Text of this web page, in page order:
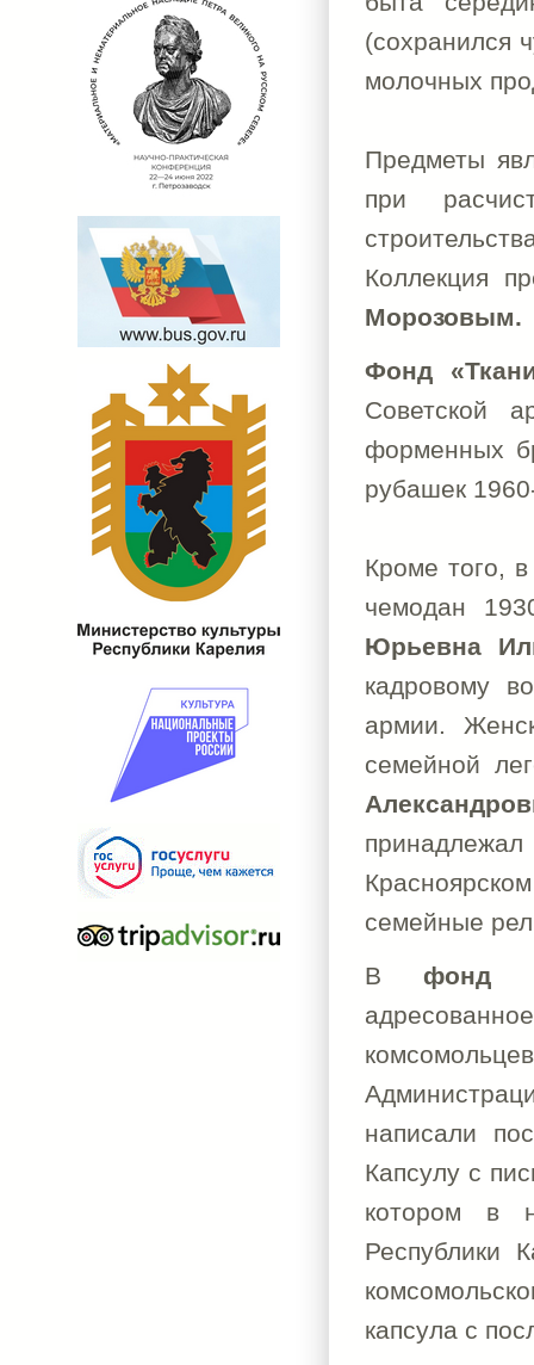
(сохранился
молочных
Предметы
при
Коллекция
Морозовым.
Фонд
Советской
форменных
рубашек
Кроме того,
чемодан
Юрьевна
кадровому
армии.
семейной
семейные
Вфонд
написали
Капсулу с
котором в
Республики
капсула с